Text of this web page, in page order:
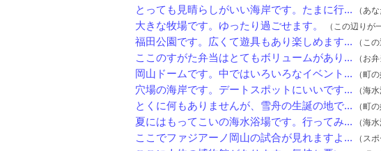
とっても見晴らしがいい海岸です。たまに行... （あ
大きな牧場です。ゆったり過ごせます。 （この辺りが
福田公園です。広くて遊具もあり楽しめます... （こ
ここのすがた弁当はとてもボリュームがあり... （お
岡山ドームです。中ではいろいろなイベント... （町
穴場の海岸です。デートスポットにいいです... （海
とくに何もありませんが、雪舟の生誕の地で... （町
夏にはもってこいの海水浴場です。行ってみ... （海
ここでファジアーノ岡山の試合が見れますよ... （ス